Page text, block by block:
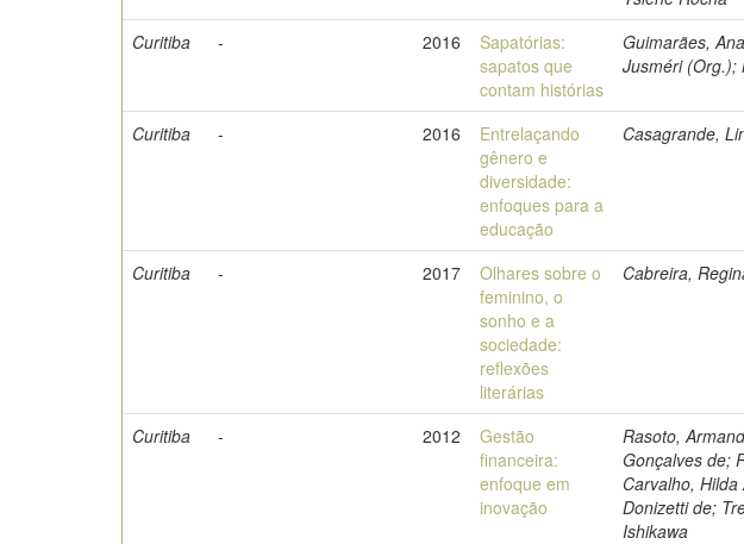
Curitiba
- 2016
Sapatórias:
sapatos que
contam histórias
Guimarães,
Jusméri (Org.);
Curitiba - 2016
Entrelaçando
gênero e
diversidade:
enfoques para a
educação
Casagrande,
Curitiba - 2017
Olhares sobre o
feminino, o
sonho e a
sociedade:
reflexões
literárias
Cabreira,
Curitiba - 2012
Gestão
financeira:
enfoque em
inovação
Rasoto,
Gonçalves de;
Carvalho,
Donizetti de;
Ishikawa